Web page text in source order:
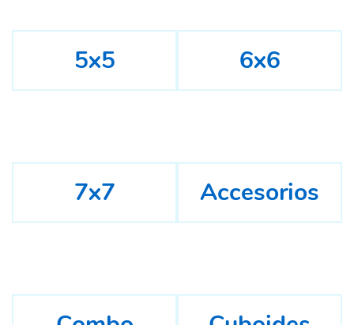
5x5 6x6
7x7 Accesorios